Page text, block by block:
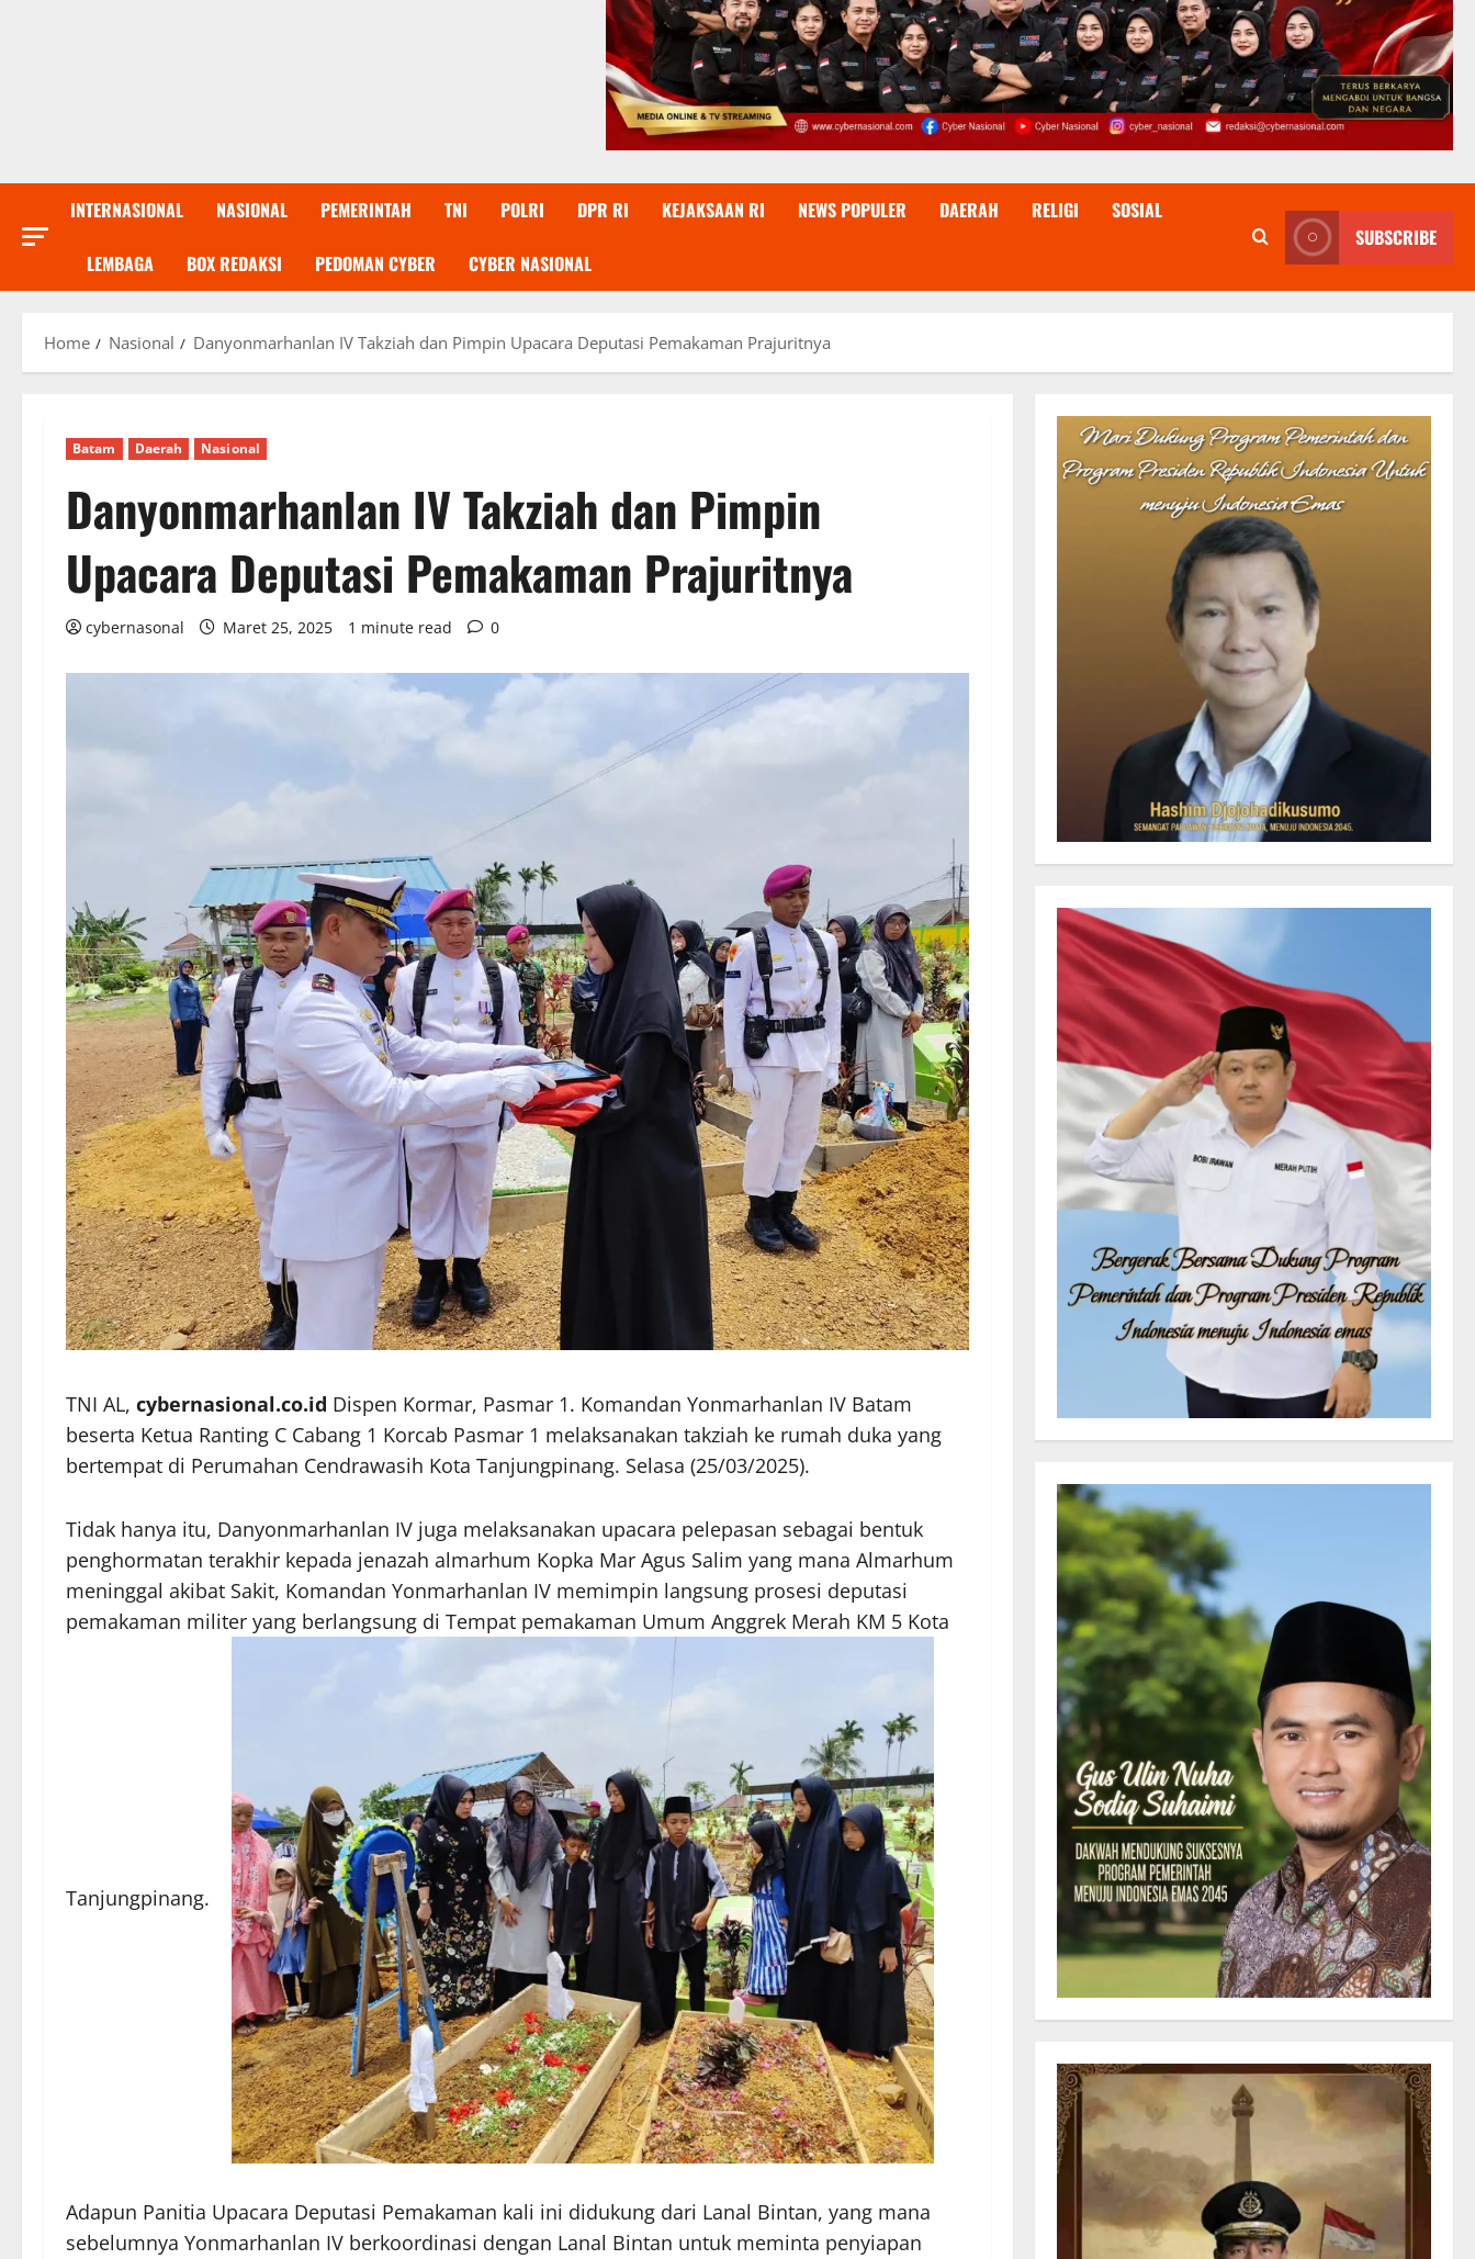
INTERNASIONAL NASIONAL PEMERINTAH TNI POLRI DPR RI KEJAKSAAN RI NEWS POPULER DAERAH RELIGI SOSIAL
LEMBAGA BOX REDAKSI PEDOMAN CYBER CYBER NASIONAL
SUBSCRIBE
Home Nasional Danyonmarhanlan IV Takziah dan Pimpin Upacara Deputasi Pemakaman Prajuritnya
Batam Daerah Nasional
Danyonmarhanlan IV Takziah dan Pimpin
Upacara Deputasi Pemakaman Prajuritnya
cybernasonal Maret 25, 2025 1 minute read 0
TNI AL, cybernasional.co.id Dispen Kormar, Pasmar 1. Komandan Yonmarhanlan IV Batam
beserta Ketua Ranting C Cabang 1 Korcab Pasmar 1 melaksanakan takziah ke rumah duka yang
bertempat di Perumahan Cendrawasih Kota Tanjungpinang. Selasa (25/03/2025).
Tidak hanya itu, Danyonmarhanlan IV juga melaksanakan upacara pelepasan sebagai bentuk
penghormatan terakhir kepada jenazah almarhum Kopka Mar Agus Salim yang mana Almarhum
meninggal akibat Sakit, Komandan Yonmarhanlan IV memimpin langsung prosesi deputasi
pemakaman militer yang berlangsung di Tempat pemakaman Umum Anggrek Merah KM 5 Kota
Tanjungpinang.
Adapun Panitia Upacara Deputasi Pemakaman kali ini didukung dari Lanal Bintan, yang mana
sebelumnya Yonmarhanlan IV berkoordinasi dengan Lanal Bintan untuk meminta penyiapan